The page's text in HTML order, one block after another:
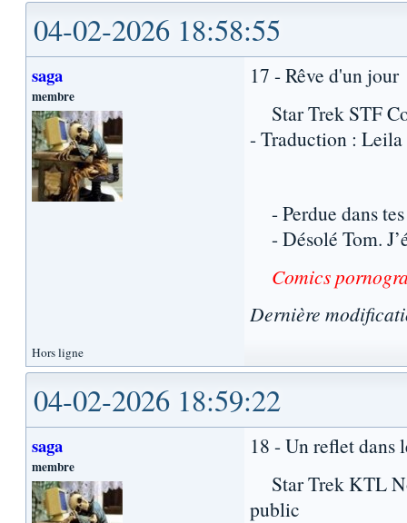
04-02-2026 18:58:55
saga
membre
17 - Rêve d'un jour
Star Trek STF
- Traduction :
- Perdue dans
- Désolé Tom.
Comics
Dernière
Hors ligne
04-02-2026 18:59:22
saga
membre
18 - Un reflet dans
Star Trek KTL
public